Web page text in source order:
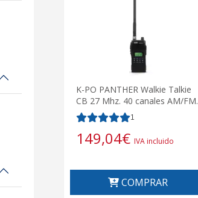
K-PO PANTHER Walkie Talkie
CB 27 Mhz. 40 canales AM/FM.
1
149,04€ IVA incluido
COMPRAR